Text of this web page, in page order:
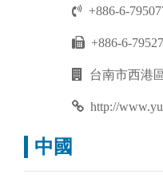
+886-6-
+886-6-
台南市西港
http://
中國